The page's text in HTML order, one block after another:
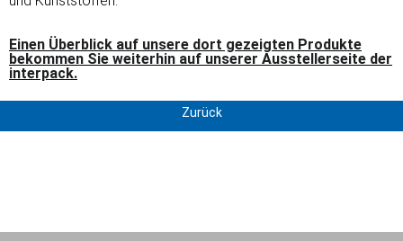
Einen Überblick auf unsere dort gezeigten Produkte
bekommen Sie weiterhin auf unserer Ausstellerseite der
interpack.
Zurück